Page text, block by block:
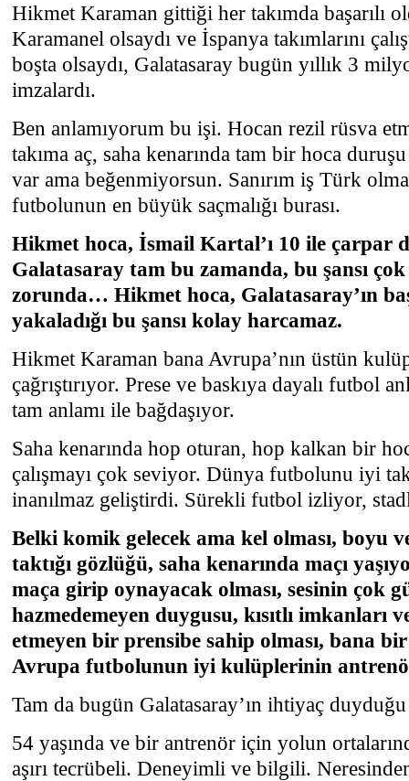
Hikmet Karaman gittiği her takımda başarılı
Karamanel olsaydı ve İspanya takımlarını
boşta olsaydı, Galatasaray bugün yıllık 3
imzalardı.
Ben anlamıyorum bu işi. Hocan rezil rüsva
takıma aç, saha kenarında tam bir hoca
var ama beğenmiyorsun. Sanırım iş Türk
futbolunun en büyük saçmalığı burası.
Hikmet hoca, İsmail Kartal’ı 10 ile çarpar
Galatasaray tam bu zamanda, bu şansı
zorunda… Hikmet hoca, Galatasaray’ın
yakaladığı bu şansı kolay harcamaz.
Hikmet Karaman bana Avrupa’nın üstün
çağrıştırıyor. Prese ve baskıya dayalı futbol
tam anlamı ile bağdaşıyor.
Saha kenarında hop oturan, hop kalkan bir
çalışmayı çok seviyor. Dünya futbolunu iyi
inanılmaz geliştirdi. Sürekli futbol izliyor,
Belki komik gelecek ama kel olması, boyu
taktığı gözlüğü, saha kenarında maçı
maça girip oynayacak olması, sesinin çok
hazmedemeyen duygusu, kısıtlı imkanları
etmeyen bir prensibe sahip olması, bana
Avrupa futbolunun iyi kulüplerinin
Tam da bugün Galatasaray’ın ihtiyaç
54 yaşında ve bir antrenör için yolun
aşırı tecrübeli. Deneyimli ve bilgili.